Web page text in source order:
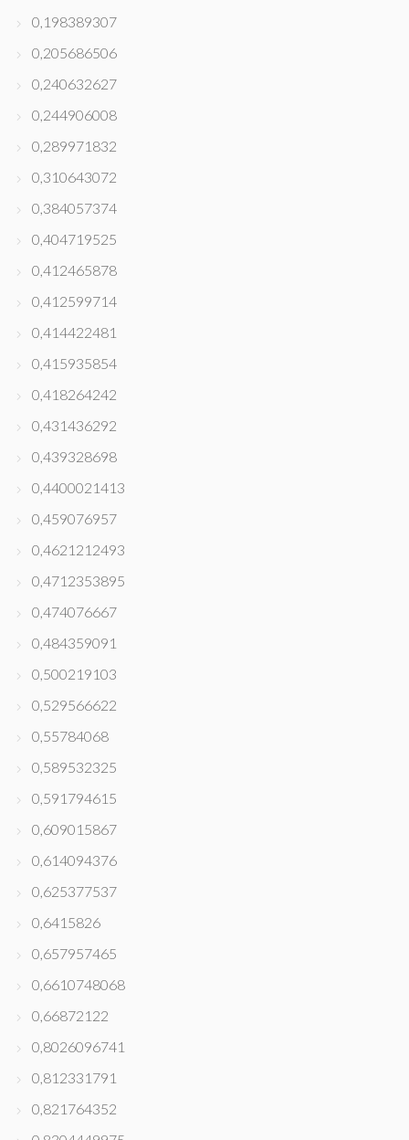
0,198389307
0,205686506
0,240632627
0,244906008
0,289971832
0,310643072
0,384057374
0,404719525
0,412465878
0,412599714
0,414422481
0,415935854
0,418264242
0,431436292
0,439328698
0,4400021413
0,459076957
0,4621212493
0,4712353895
0,474076667
0,484359091
0,500219103
0,529566622
0,55784068
0,589532325
0,591794615
0,609015867
0,614094376
0,625377537
0,6415826
0,657957465
0,6610748068
0,66872122
0,8026096741
0,812331791
0,821764352